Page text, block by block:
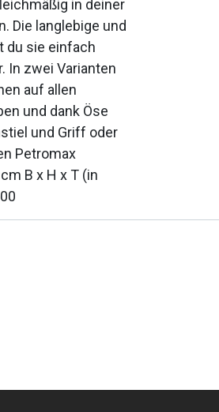
in deiner
Die langlebige und
du sie einfach
In zwei Varianten
auf allen
und dank Öse
und Griff oder
Petromax
B x H x T (in